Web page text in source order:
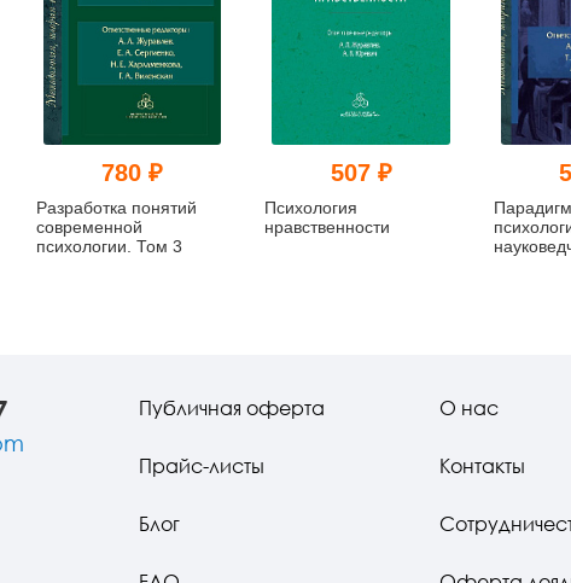
780 ₽
Разработка понятий
современной
психологии. Том 3
507 ₽
Психология
нравственности
Публичная оферта
Прайс-листы
Блог
О нас
Контакты